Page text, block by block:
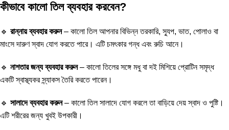
কীভাবে কালো তিল ব্যবহার করবেন?
🔹 রান্নায় ব্যবহার করুন– কালো তিল আপনার বিভিন্ন তরকারি, স্যুপ, ভাত, পোলাও বা
মাংসে দারুণ স্বাদ যোগ করতে পারে। এটি চমৎকার গন্ধ এবং রুচি আনে।
🔹 নাশতার জন্য ব্যবহার করুন– কালো তিলের সঙ্গে মধু বা দই মিশিয়ে প্রোটিন সমৃদ্ধ
একটি স্বাস্থ্যকর স্ন্যাকস তৈরি করতে পারেন।
🔹 সালাদে ব্যবহার করুন– কালো তিল সালাদে যোগ করলে তা বাড়িয়ে দেয় স্বাদ ও পুষ্টি।
এটি শরীরের জন্য খুবই উপকারী।